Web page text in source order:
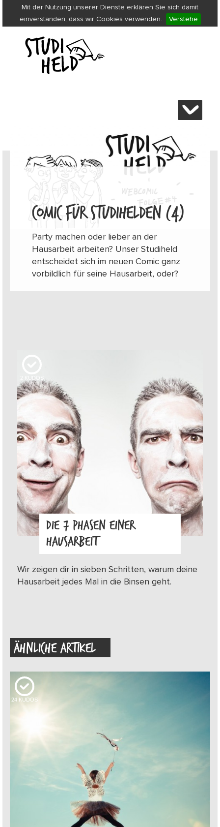
Mit der Nutzung unserer Dienste erklären Sie sich damit
einverstanden, dass wir Cookies verwenden.
Verstehe
COMIC FÜR STUDIHELDEN (4)
Party machen oder lieber an der
Hausarbeit arbeiten? Unser Studiheld
entscheidet sich im neuen Comic ganz
vorbildlich für seine Hausarbeit, oder?
KUDOS
DIE 7 PHASEN EINER
HAUSARBEIT
Wir zeigen dir in sieben Schritten, warum deine
Hausarbeit jedes Mal in die Binsen geht.
ÄHNLICHE ARTIKEL
24 KUDOS